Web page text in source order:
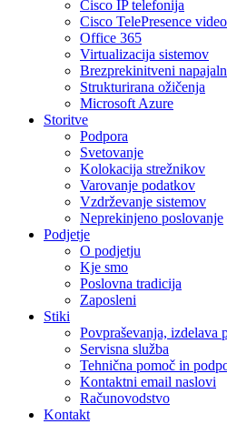
Cisco IP telefonija
Cisco TelePresence video
Office 365
Virtualizacija sistemov
Brezprekinitveni
Strukturirana ožičenja
Microsoft Azure
Storitve
Podpora
Svetovanje
Kolokacija strežnikov
Varovanje podatkov
Vzdrževanje sistemov
Neprekinjeno poslovanje
Podjetje
O podjetju
Kje smo
Poslovna tradicija
Zaposleni
Stiki
Povpraševanja, izdelava
Servisna služba
Tehnična pomoč in
Kontaktni email naslovi
Računovodstvo
Kontakt